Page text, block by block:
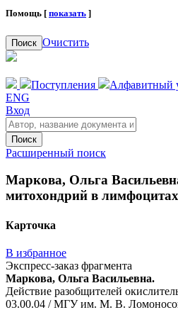
Помощь [ показать ]
Поиск Очистить
Поступления Алфавитный
ENG
Вход
Поиск
Расширенный поиск
Маркова, Ольга
митохондрий в
Карточка
В избранное
Экспресс-заказ фрагмента
Маркова, Ольга Васильевна.
Действие разобщителей
03.00.04 / МГУ им. М. В.